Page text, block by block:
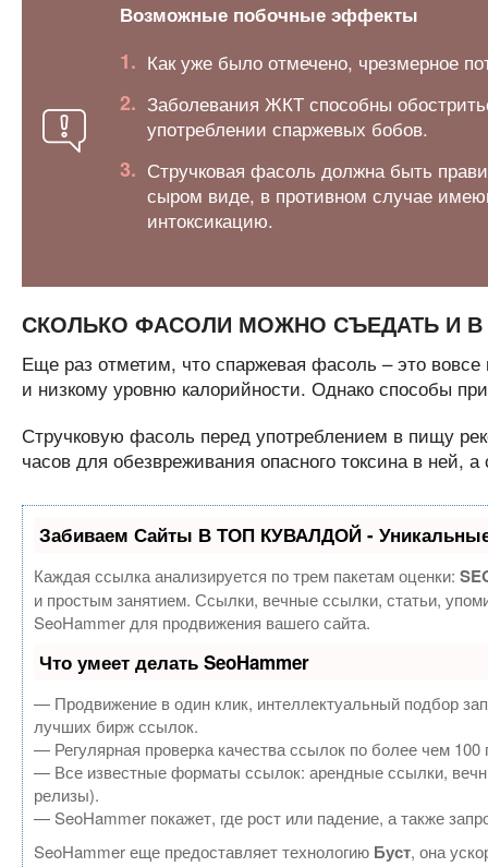
Возможные побочные эффекты
Как уже было отмечено, чрезмерное
Заболевания ЖКТ способны
употреблении спаржевых бобов.
Стручковая фасоль должна быть
сыром виде, в противном случае
интоксикацию.
СКОЛЬКО ФАСОЛИ МОЖНО СЪЕДАТЬ И В
Еще раз отметим, что спаржевая фасоль – это
и низкому уровню калорийности. Однако способы
Стручковую фасоль перед употреблением в пищу
часов для обезвреживания опасного токсина в ней,
Забиваем Сайты В ТОП КУВАЛДОЙ - Уникальные
Каждая ссылка анализируется по трем пакетам оценки:
и простым занятием. Ссылки, вечные ссылки, статьи,
SeoHammer для продвижения вашего сайта.
Что умеет делать SeoHammer
— Продвижение в один клик, интеллектуальный подбор
лучших бирж ссылок.
— Регулярная проверка качества ссылок по более чем
— Все известные форматы ссылок: арендные ссылки,
релизы).
— SeoHammer покажет, где рост или падение, а также
SeoHammer еще предоставляет технологию Буст, она